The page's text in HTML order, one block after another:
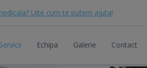
Uite cum te putem ajuta!
Servicii Echipa Galerie Contact